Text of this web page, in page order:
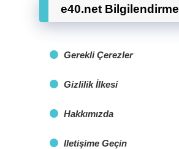
e40.net Bilgilendirme
Gerekli Çerezler
Gizlilik İlkesi
Hakkımızda
Iletişime Geçin